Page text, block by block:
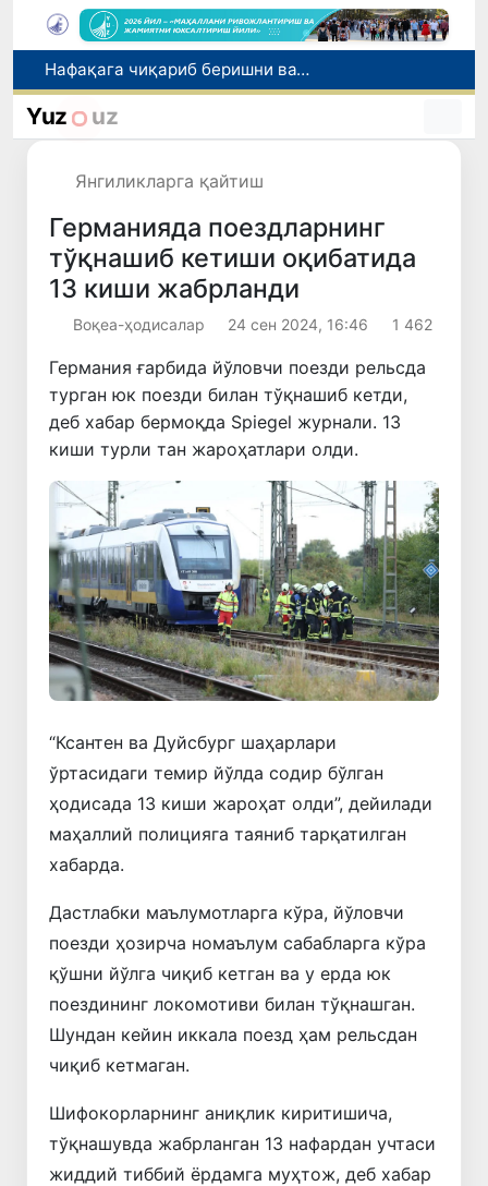
Нафақага чиқариб беришни ваъда қилган бош мутахассис ушланди
Рақобат қўмитаси биологик фаол қўшимчалар рекламаси бўйича огоҳлантирди
Yuz uz
Янгиликларга қайтиш
Германияда поездларнинг
тўқнашиб кетиши оқибатида
13 киши жабрланди
Воқеа-ҳодисалар 24 сен 2024, 16:46 1 462
Германия ғарбида йўловчи поезди рельсда
турган юк поезди билан тўқнашиб кетди,
деб хабар бермоқда Spiegel журнали. 13
киши турли тан жароҳатлари олди.
“Ксантен ва Дуйсбург шаҳарлари
ўртасидаги темир йўлда содир бўлган
ҳодисада 13 киши жароҳат олди”, дейилади
маҳаллий полицияга таяниб тарқатилган
хабарда.
Дастлабки маълумотларга кўра, йўловчи
поезди ҳозирча номаълум сабабларга кўра
қўшни йўлга чиқиб кетган ва у ерда юк
поездининг локомотиви билан тўқнашган.
Шундан кейин иккала поезд ҳам рельсдан
чиқиб кетмаган.
Шифокорларнинг аниқлик киритишича,
тўқнашувда жабрланган 13 нафардан учтаси
жиддий тиббий ёрдамга муҳтож, деб хабар